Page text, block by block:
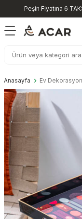
Peşin Fiyatına 6
Anasayfa Ev Dekorasyon